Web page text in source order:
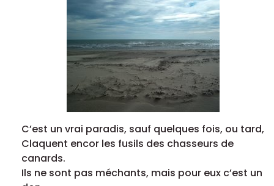
C’est un vrai paradis, sauf quelques fois, ou tard,
Claquent encor les fusils des chasseurs de
canards.
Ils ne sont pas méchants, mais pour eux c’est un